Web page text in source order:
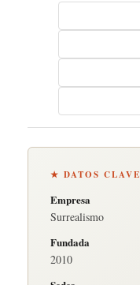
★ DATOS CLAVE
Empresa
Surrealismo
Fundada
2010